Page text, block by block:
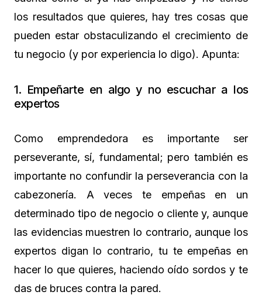
los resultados que quieres, hay tres cosas que
pueden estar obstaculizando el crecimiento de
tu negocio (y por experiencia lo digo). Apunta:
1. Empeñarte en algo y no escuchar a los
expertos
Como emprendedora es importante ser
perseverante, sí, fundamental; pero también es
importante no confundir la perseverancia con la
cabezonería. A veces te empeñas en un
determinado tipo de negocio o cliente y, aunque
las evidencias muestren lo contrario, aunque los
expertos digan lo contrario, tu te empeñas en
hacer lo que quieres, haciendo oído sordos y te
das de bruces contra la pared.